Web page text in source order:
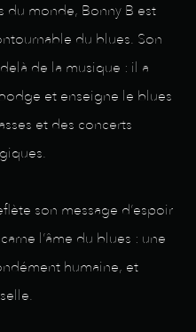
du monde, Bonny B est
du blues. Son
de la musique : il a
et enseigne le blues
et des concerts
son message d’espoir
l’âme du blues : une
humaine, et